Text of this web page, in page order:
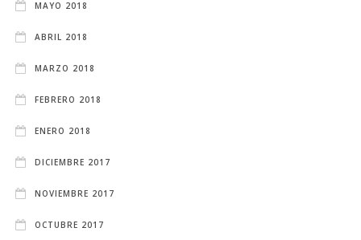
MAYO 2018
ABRIL 2018
MARZO 2018
FEBRERO 2018
ENERO 2018
DICIEMBRE 2017
NOVIEMBRE 2017
OCTUBRE 2017